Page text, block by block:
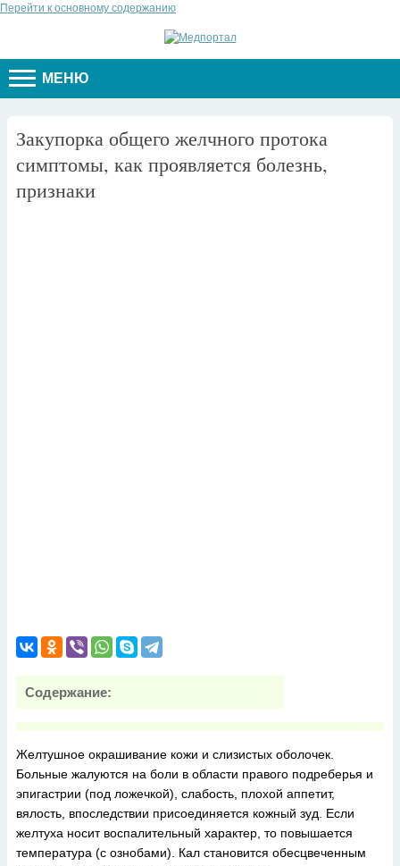
Перейти к основному содержанию
МЕНЮ
Закупорка общего желчного протока
симптомы, как проявляется болезнь,
признаки
Содержание:
Желтушное окрашивание кожи и слизистых оболочек.
Больные жалуются на боли в области правого подреберья и
эпигастрии (под ложечкой), слабость, плохой аппетит,
вялость, впоследствии присоединяется кожный зуд. Если
желтуха носит воспалительный характер, то повышается
температура (с ознобами). Кал становится обесцвеченным